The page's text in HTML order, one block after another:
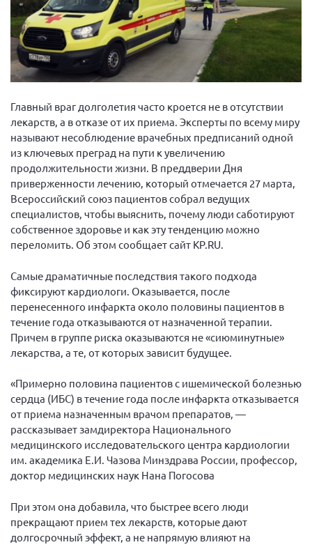
Главный враг долголетия часто кроется не в отсутствии
лекарств, а в отказе от их приема. Эксперты по всему миру
называют несоблюдение врачебных предписаний одной
из ключевых преград на пути к увеличению
продолжительности жизни. В преддверии Дня
приверженности лечению, который отмечается 27 марта,
Всероссийский союз пациентов собрал ведущих
специалистов, чтобы выяснить, почему люди саботируют
собственное здоровье и как эту тенденцию можно
переломить. Об этом сообщает сайт KP.RU.
Самые драматичные последствия такого подхода
фиксируют кардиологи. Оказывается, после
перенесенного инфаркта около половины пациентов в
течение года отказываются от назначенной терапии.
Причем в группе риска оказываются не «сиюминутные»
лекарства, а те, от которых зависит будущее.
«Примерно половина пациентов с ишемической болезнью
сердца (ИБС) в течение года после инфаркта отказывается
от приема назначенным врачом препаратов, —
рассказывает замдиректора Национального
медицинского исследовательского центра кардиологии
им. академика Е.И. Чазова Минздрава России, профессор,
доктор медицинских наук Нана Погосова
При этом она добавила, что быстрее всего люди
прекращают прием тех лекарств, которые дают
долгосрочный эффект, а не напрямую влияют на